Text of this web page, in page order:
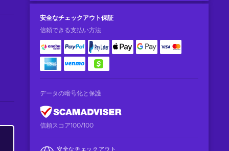
安全なチェックアウト保証
信頼できる支払い方法
データの暗号化と保護
信頼スコア100/100
安全なチェックアウト